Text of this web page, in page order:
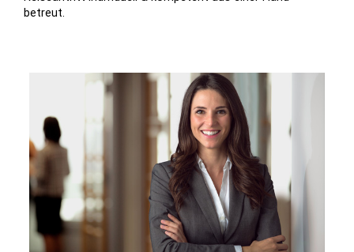
betreut.